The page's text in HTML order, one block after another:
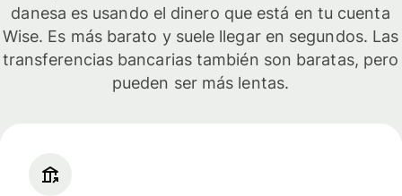
danesa es usando el dinero que está en tu cuenta
Wise. Es más barato y suele llegar en segundos. Las
transferencias bancarias también son baratas, pero
pueden ser más lentas.